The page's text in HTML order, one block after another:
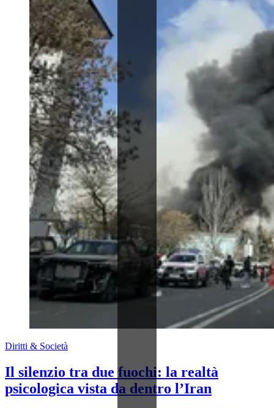
Diritti & Società
Il silenzio tra due fuochi: la realtà
psicologica vista da dentro l’Iran